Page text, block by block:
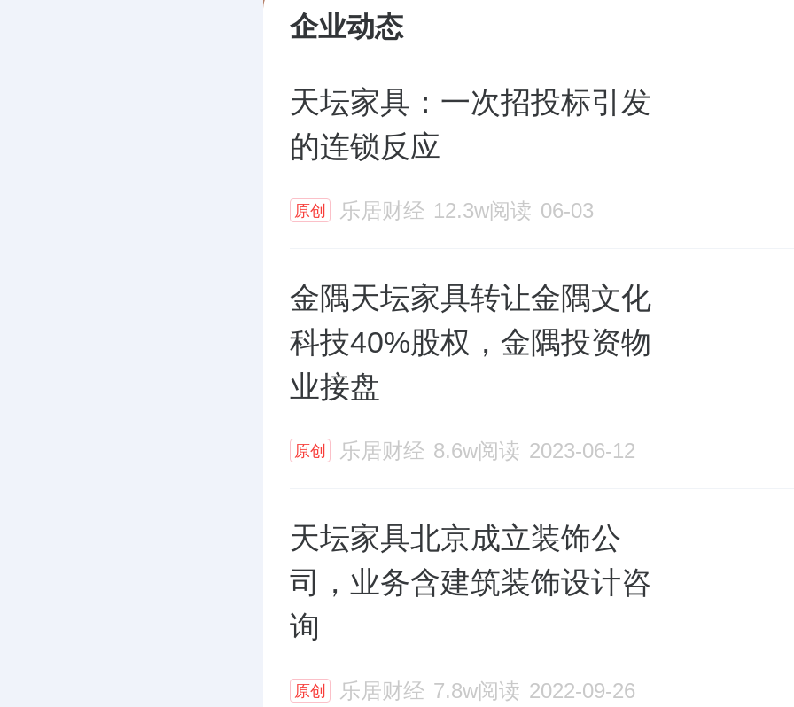
企业动态
天坛家具：一次招投标引发
的连锁反应
原创 乐居财经 12.3w阅读 06-03
金隅天坛家具转让金隅文化
科技40%股权，金隅投资物
业接盘
原创 乐居财经 8.6w阅读 2023-06-12
天坛家具北京成立装饰公
司，业务含建筑装饰设计咨
询
原创 乐居财经 7.8w阅读 2022-09-26